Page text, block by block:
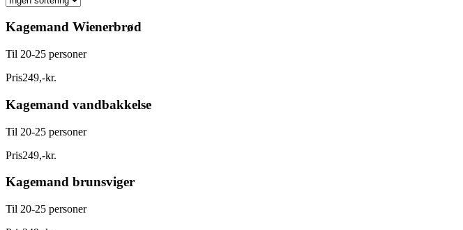
Kagemand Wienerbrød
Til 20-25 personer
Pris249,-kr.
Kagemand vandbakkelse
Til 20-25 personer
Pris249,-kr.
Kagemand brunsviger
Til 20-25 personer